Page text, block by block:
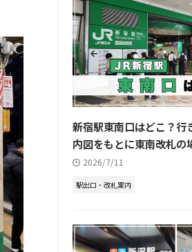
新宿駅東南口はどこ？行
内図をもとに東南改札の
2026/7/11
駅出口・改札案内